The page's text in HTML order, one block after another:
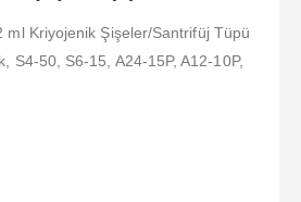
ml Kriyojenik Şişeler/Santrifüj Tüpü
S4-50, S6-15, A24-15P, A12-10P,